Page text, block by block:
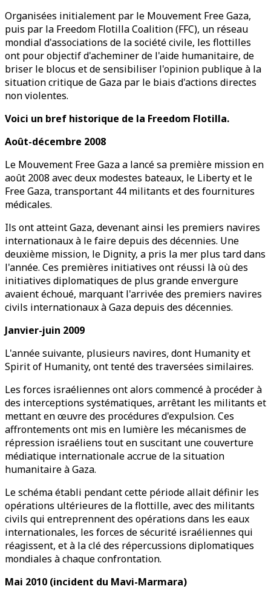
Organisées initialement par le Mouvement Free Gaza,
puis par la Freedom Flotilla Coalition (FFC), un réseau
mondial d'associations de la société civile, les flottilles
ont pour objectif d'acheminer de l'aide humanitaire, de
briser le blocus et de sensibiliser l'opinion publique à la
situation critique de Gaza par le biais d'actions directes
non violentes.
Voici un bref historique de la Freedom Flotilla.
Août-décembre 2008
Le Mouvement Free Gaza a lancé sa première mission en
août 2008 avec deux modestes bateaux, le Liberty et le
Free Gaza, transportant 44 militants et des fournitures
médicales.
Ils ont atteint Gaza, devenant ainsi les premiers navires
internationaux à le faire depuis des décennies. Une
deuxième mission, le Dignity, a pris la mer plus tard dans
l'année. Ces premières initiatives ont réussi là où des
initiatives diplomatiques de plus grande envergure
avaient échoué, marquant l'arrivée des premiers navires
civils internationaux à Gaza depuis des décennies.
Janvier-juin 2009
L'année suivante, plusieurs navires, dont Humanity et
Spirit of Humanity, ont tenté des traversées similaires.
Les forces israéliennes ont alors commencé à procéder à
des interceptions systématiques, arrêtant les militants et
mettant en œuvre des procédures d'expulsion. Ces
affrontements ont mis en lumière les mécanismes de
répression israéliens tout en suscitant une couverture
médiatique internationale accrue de la situation
humanitaire à Gaza.
Le schéma établi pendant cette période allait définir les
opérations ultérieures de la flottille, avec des militants
civils qui entreprennent des opérations dans les eaux
internationales, les forces de sécurité israéliennes qui
réagissent, et à la clé des répercussions diplomatiques
mondiales à chaque confrontation.
Mai 2010 (incident du Mavi-Marmara)